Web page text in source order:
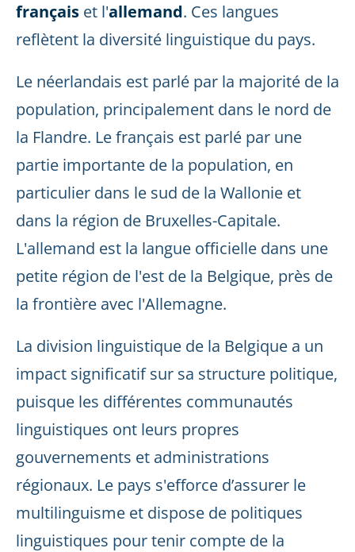
français et l'allemand. Ces langues
reflètent la diversité linguistique du pays.
Le néerlandais est parlé par la majorité de la
population, principalement dans le nord de
la Flandre. Le français est parlé par une
partie importante de la population, en
particulier dans le sud de la Wallonie et
dans la région de Bruxelles-Capitale.
L'allemand est la langue officielle dans une
petite région de l'est de la Belgique, près de
la frontière avec l'Allemagne.
La division linguistique de la Belgique a un
impact significatif sur sa structure politique,
puisque les différentes communautés
linguistiques ont leurs propres
gouvernements et administrations
régionaux. Le pays s'efforce d’assurer le
multilinguisme et dispose de politiques
linguistiques pour tenir compte de la